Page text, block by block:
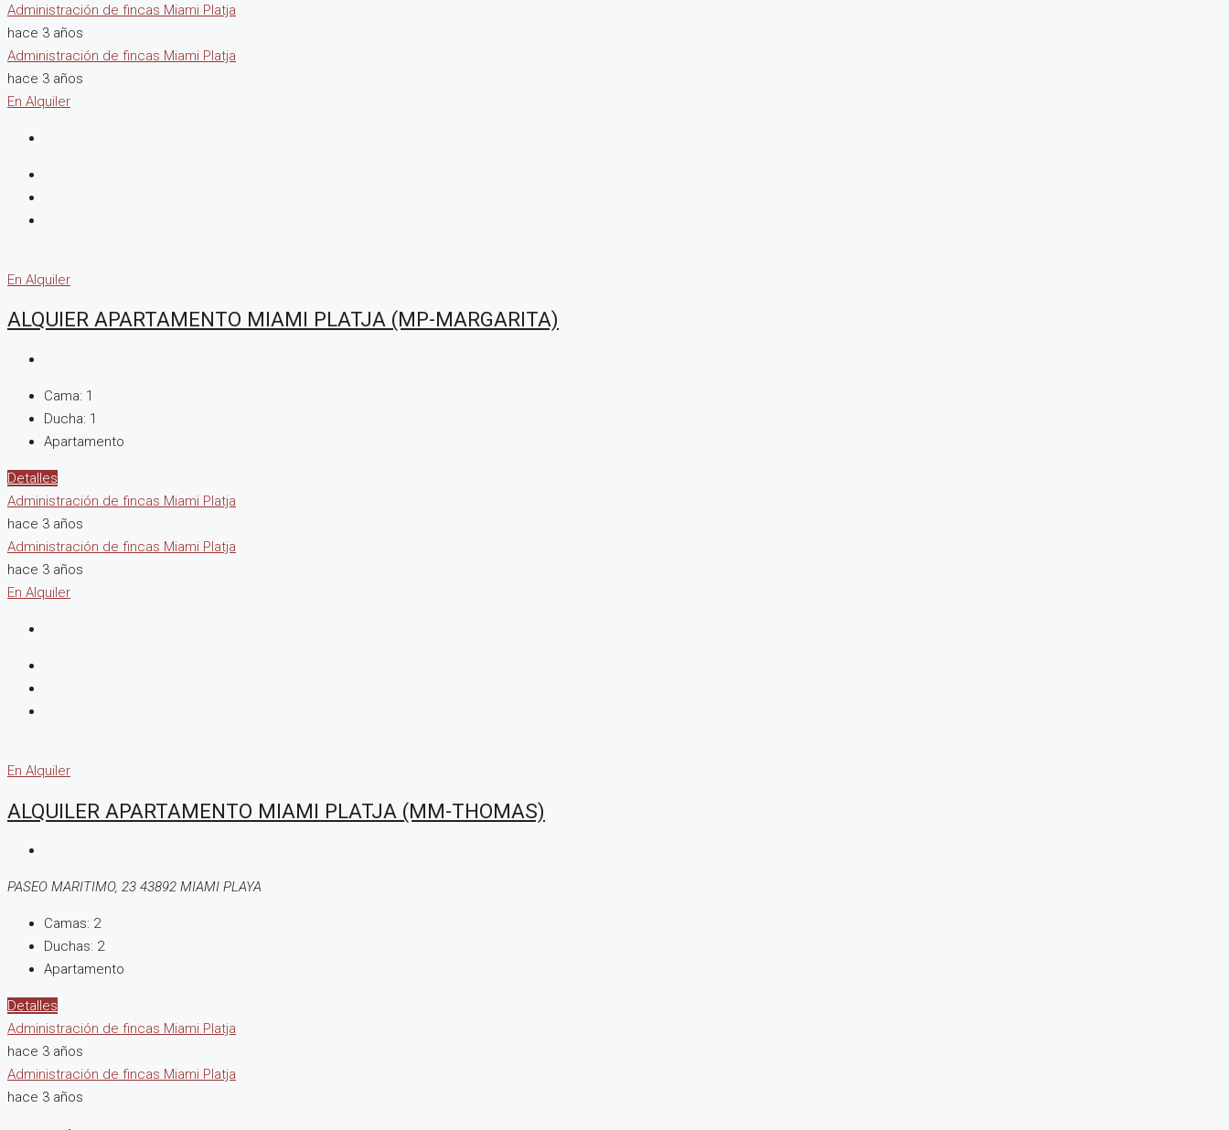
Administración de fincas Miami Platja
hace 3 años
Administración de fincas Miami Platja
hace 3 años
En Alquiler
En Alquiler
ALQUIER APARTAMENTO MIAMI PLATJA (MP-MARGARITA)
Cama: 1
Ducha: 1
Apartamento
Detalles
Administración de fincas Miami Platja
hace 3 años
Administración de fincas Miami Platja
hace 3 años
En Alquiler
En Alquiler
ALQUILER APARTAMENTO MIAMI PLATJA (MM-THOMAS)
PASEO MARITIMO, 23 43892 MIAMI PLAYA
Camas: 2
Duchas: 2
Apartamento
Detalles
Administración de fincas Miami Platja
hace 3 años
Administración de fincas Miami Platja
hace 3 años